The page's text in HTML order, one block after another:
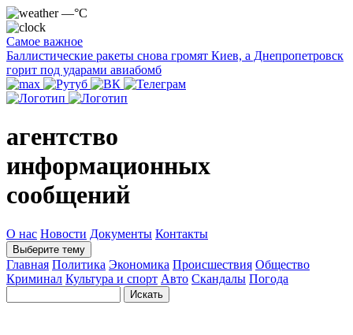
—°C
Самое важное
Баллистические ракеты снова громят Киев, а Днепропетровск
горит под ударами авиабомб
агентство
информационных
сообщений
О нас Новости Документы Контакты
Выберите тему
Главная Политика Экономика Происшествия Общество
Криминал Культура и спорт Авто Скандалы Погода